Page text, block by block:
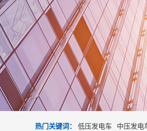
热门关键词： 低压发电车 中压发电